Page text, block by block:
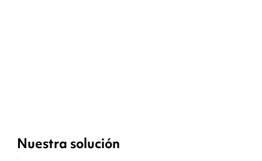
Nuestra solución